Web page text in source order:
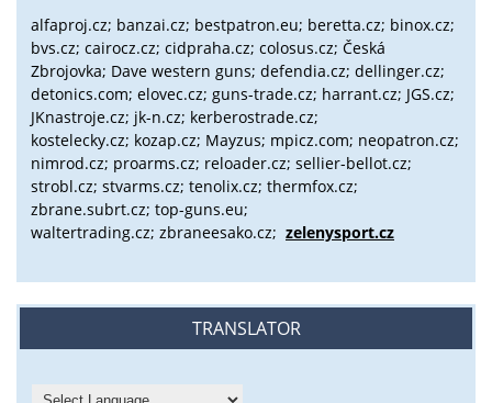
alfaproj.cz; banzai.cz; bestpatron.eu; beretta.cz; binox.cz;
bvs.cz; cairocz.cz; cidpraha.cz; colosus.cz; Česká
Zbrojovka; Dave western guns; defendia.cz; dellinger.cz;
detonics.com; elovec.cz; guns-trade.cz; harrant.cz; JGS.cz;
JKnastroje.cz; jk-n.cz; kerberostrade.cz;
kostelecky.cz; kozap.cz; Mayzus; mpicz.com; neopatron.cz;
nimrod.cz; proarms.cz; reloader.cz; sellier-bellot.cz;
strobl.cz; stvarms.cz; tenolix.cz; thermfox.cz;
zbrane.subrt.cz; top-guns.eu;
waltertrading.cz; zbraneesako.cz; zelenysport.cz
TRANSLATOR